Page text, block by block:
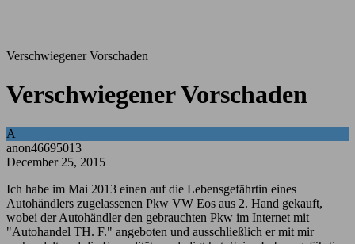
Verschwiegener Vorschaden
Verschwiegener Vorschaden
A
anon46695013
December 25, 2015
Ich habe im Mai 2013 einen auf die Lebensgefährtin eines
Autohändlers zugelassenen Pkw VW Eos aus 2. Hand gekauft,
wobei der Autohändler den gebrauchten Pkw im Internet mit
"Autohandel TH. F." angeboten und ausschließlich er mit mir